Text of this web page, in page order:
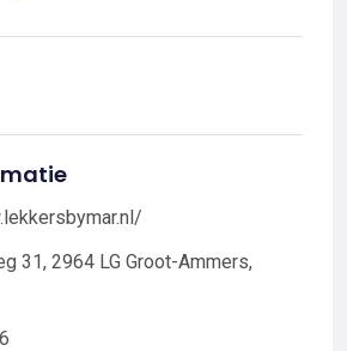
31, 2964 LG Groot-Ammers,